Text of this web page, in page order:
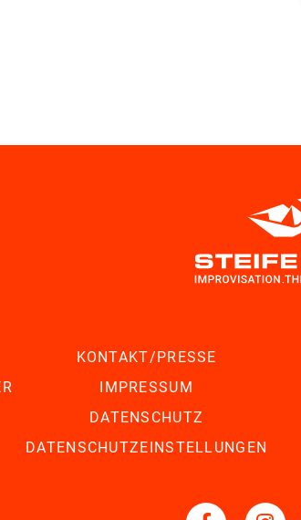
KONTAKT/PRESSE
IMPRESSUM
DATENSCHUTZ
DATENSCHUTZEINSTELLUNGEN